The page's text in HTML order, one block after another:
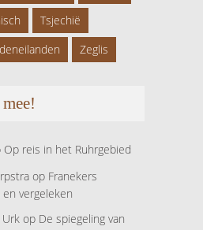
Tsjechië
Zeglis
Op reis in het Ruhrgebied
op Franekers
vergeleken
Urk op De spiegeling van